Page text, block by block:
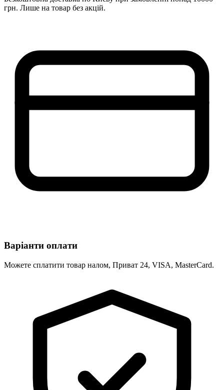
грн. Лише на товар без акцій.
Варіанти оплати
Можете сплатити товар налом, Приват 24, VISA, MasterCard.